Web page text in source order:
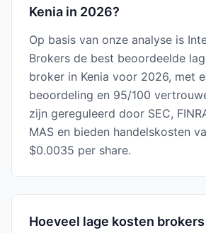
Kenia in 2026?
Op basis van onze analyse is
Brokers de best beoordeelde
broker in Kenia voor 2026, met
beoordeling en 95/100
zijn gereguleerd door SEC,
MAS en bieden handelskosten
$0.0035 per share.
Hoeveel lage kosten